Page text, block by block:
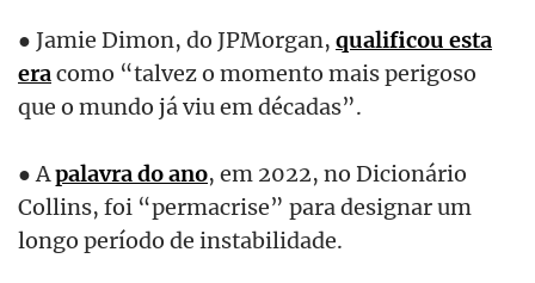
● Jamie Dimon, do JPMorgan, qualificou esta
eracomo “talvez o momento mais perigoso
que o mundo já viu em décadas”.
● Apalavra do ano, em 2022, no Dicionário
Collins, foi “permacrise” para designar um
longo período de instabilidade.